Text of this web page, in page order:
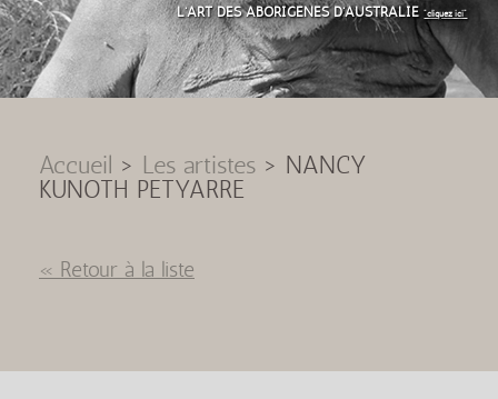
L'ART DES ABORIGENES D'AUSTRALIE"cliquez ici"
Accueil > Les artistes > NANCY
KUNOTH PETYARRE
« Retour à la liste